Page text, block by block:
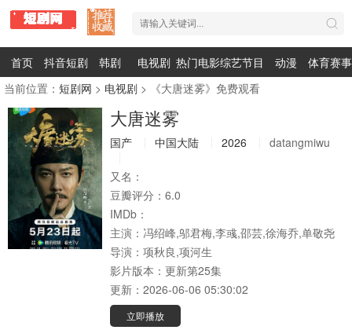
首页 抖音短剧 韩剧 电视剧 热门电影综艺节目 动漫
体育赛事
当前位置： 短剧网 > 电视剧 > 《大唐迷雾》免费观看
大唐迷雾
国产 中国大陆 2026 datangmiwu
又名：
豆瓣评分： 6.0
IMDb：
主演： 冯绍峰,邬君梅,李彧,邵芸,徐海乔,单敬尧
导演： 项秋良,项河生
影片版本： 更新第25集
更新： 2026-06-06 05:30:02
立即播放